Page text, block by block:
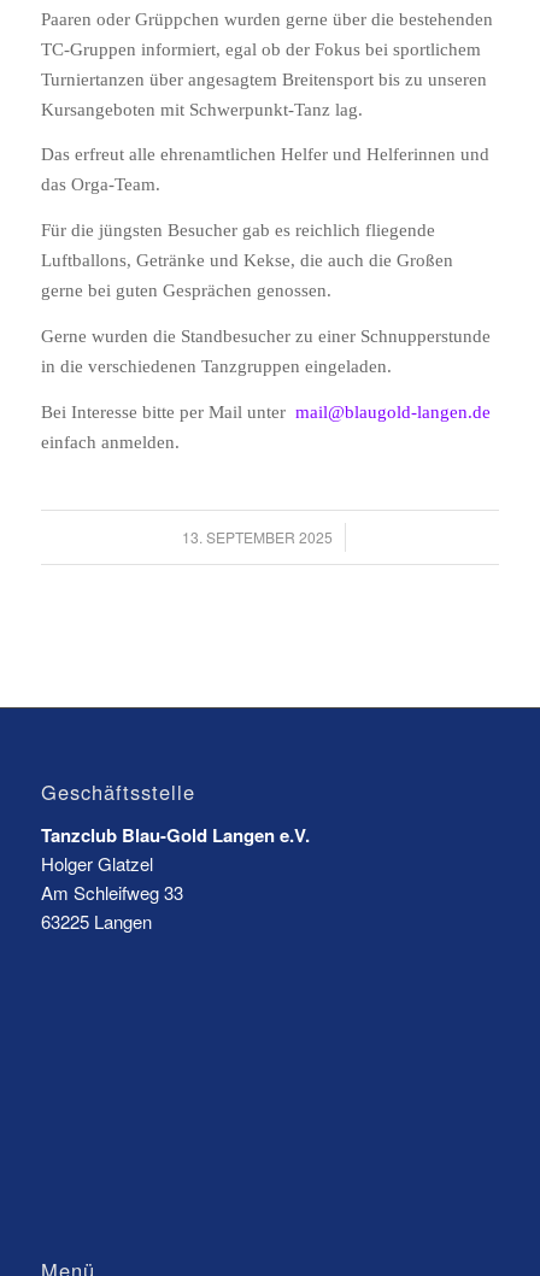
Paaren oder Grüppchen wurden gerne über die bestehenden
TC-Gruppen informiert, egal ob der Fokus bei sportlichem
Turniertanzen über angesagtem Breitensport bis zu unseren
Kursangeboten mit Schwerpunkt-Tanz lag.
Das erfreut alle ehrenamtlichen Helfer und Helferinnen und
das Orga-Team.
Für die jüngsten Besucher gab es reichlich fliegende
Luftballons, Getränke und Kekse, die auch die Großen
gerne bei guten Gesprächen genossen.
Gerne wurden die Standbesucher zu einer Schnupperstunde
in die verschiedenen Tanzgruppen eingeladen.
Bei Interesse bitte per Mail unter mail@blaugold-langen.de
einfach anmelden.
13. SEPTEMBER 2025
/
Geschäftsstelle
Tanzclub Blau-Gold Langen e.V.
Holger Glatzel
Am Schleifweg 33
63225 Langen
Menü